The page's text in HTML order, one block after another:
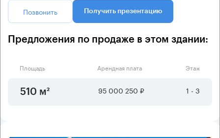
Позвонить Получить презентацию
Предложения по продаже в этом здании:
Площадь Арендная плата Этаж
510 м² 95 000 250 ₽ 1 - 3